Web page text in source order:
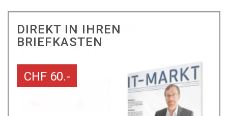
DIREKT IN IHREN
BRIEFKASTEN
CHF 60.-